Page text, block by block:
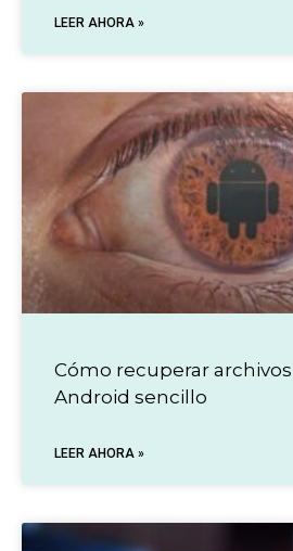
LEER AHORA »
Cómo recuperar
Android sencillo
LEER AHORA »